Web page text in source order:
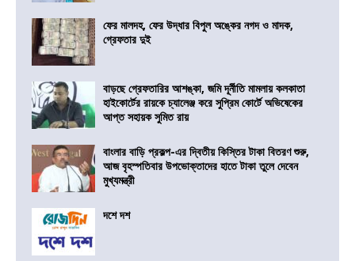
ফের মালদহ, ফের উদ্ধার বিপুল অঙ্কের নগদ ও মাদক,
গ্রেফতার দুই
বাড়ছে গ্রেফতারির আশঙ্কা, জমি দূর্নীতি মামলায় কলকাতা
হাইকোর্টের রায়কে চ্যালেঞ্জ করে সুপ্রিম কোর্টে অভিষেকের
আপ্ত সহায়ক সুমিত রায়
বাংলার বাড়ি প্রকল্প-এর দ্বিতীয় কিস্তির টাকা বিতরণ শুরু,
আজ বৃহস্পতিবার উপভোক্তাদের হাতে টাকা তুলে দেবেন
মুখ্যমন্ত্রী
দশে দশ